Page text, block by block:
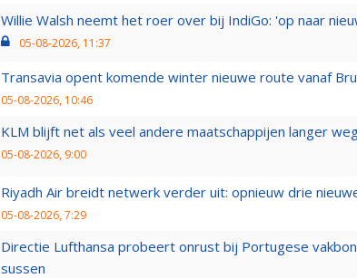
Willie Walsh neemt het roer over bij IndiGo: 'op naar
05-08-2026, 11:37
Transavia opent komende winter nieuwe route vanaf
05-08-2026, 10:46
KLM blijft net als veel andere maatschappijen langer
05-08-2026, 9:00
Riyadh Air breidt netwerk verder uit: opnieuw drie
05-08-2026, 7:29
Directie Lufthansa probeert onrust bij Portugese
sussen